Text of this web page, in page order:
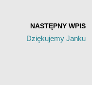
NASTĘPNY WPIS
Dziękujemy Janku